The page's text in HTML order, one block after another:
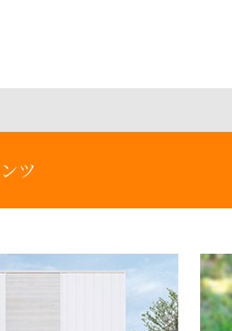
ツ